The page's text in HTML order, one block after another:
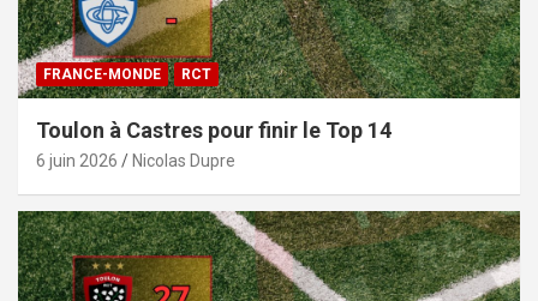
FRANCE-MONDE RCT
Toulon à Castres pour finir le Top 14
6 juin 2026 Nicolas Dupre